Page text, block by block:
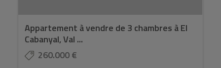
Appartement à vendre de 3 chambres à El
Cabanyal, Val ...
260.000 €